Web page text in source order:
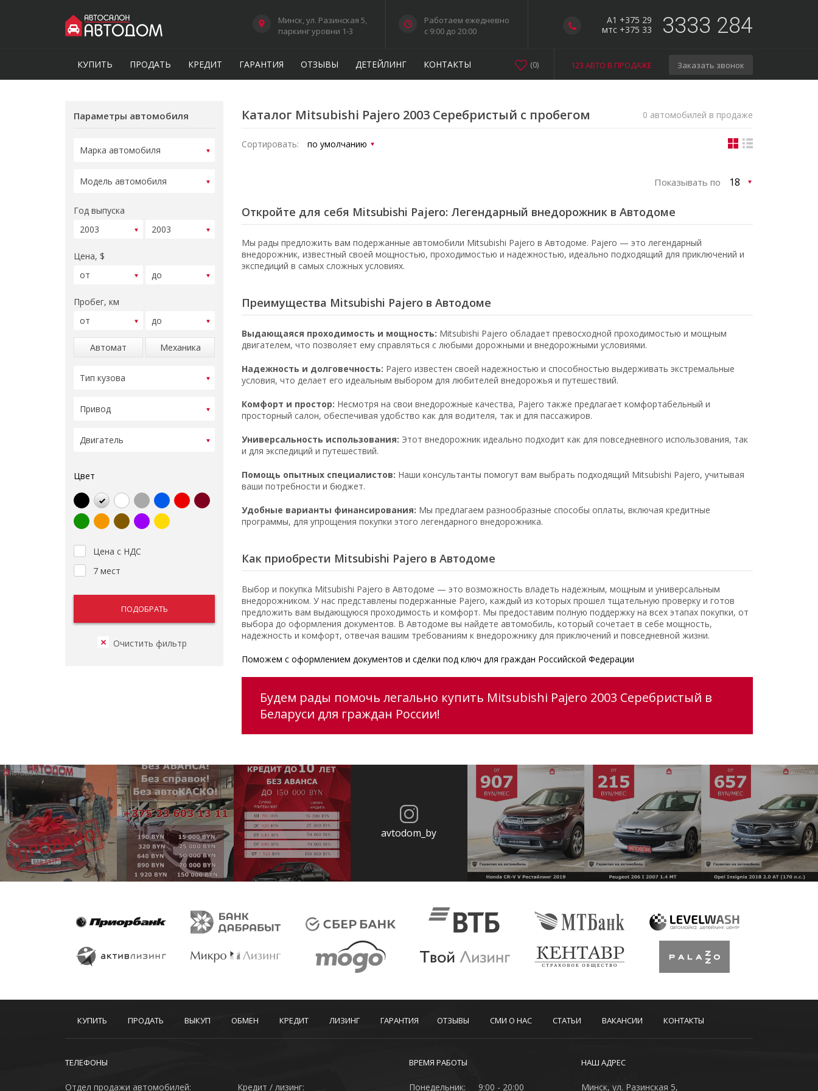
A1 +375 29
мтс +375 33
3333 284
Минск, ул. Разинская 5,
паркинг уровни 1-3
Работаем ежедневно
c 9:00 до 20:00
КУПИТЬ ПРОДАТЬ КРЕДИТ ГАРАНТИЯ ОТЗЫВЫ ДЕТЕЙЛИНГ КОНТАКТЫ 123 АВТО В ПРОДАЖЕ Заказать звонок
(0)
Параметры автомобиля
Год выпуска
Цена, $
Пробег, км
Автомат Механика
Цвет
Цена с НДС
7 мест
Каталог Mitsubishi Pajero 2003 Серебристый с пробегом 0 автомобилей в продаже
Сортировать:
Показывать по
Откройте для себя Mitsubishi Pajero: Легендарный внедорожник в Автодоме
Мы рады предложить вам подержанные автомобили Mitsubishi Pajero в Автодоме. Pajero — это легендарный
внедорожник, известный своей мощностью, проходимостью и надежностью, идеально подходящий для приключений и
экспедиций в самых сложных условиях.
Преимущества Mitsubishi Pajero в Автодоме
Выдающаяся проходимость и мощность: Mitsubishi Pajero обладает превосходной проходимостью и мощным
двигателем, что позволяет ему справляться с любыми дорожными и внедорожными условиями.
Надежность и долговечность: Pajero известен своей надежностью и способностью выдерживать экстремальные
условия, что делает его идеальным выбором для любителей внедорожья и путешествий.
Комфорт и простор: Несмотря на свои внедорожные качества, Pajero также предлагает комфортабельный и
просторный салон, обеспечивая удобство как для водителя, так и для пассажиров.
Универсальность использования: Этот внедорожник идеально подходит как для повседневного использования, так
и для экспедиций и путешествий.
Помощь опытных специалистов: Наши консультанты помогут вам выбрать подходящий Mitsubishi Pajero, учитывая
ваши потребности и бюджет.
Удобные варианты финансирования: Мы предлагаем разнообразные способы оплаты, включая кредитные
программы, для упрощения покупки этого легендарного внедорожника.
Как приобрести Mitsubishi Pajero в Автодоме
Выбор и покупка Mitsubishi Pajero в Автодоме — это возможность владеть надежным, мощным и универсальным
внедорожником. У нас представлены подержанные Pajero, каждый из которых прошел тщательную проверку и готов
предложить вам выдающуюся проходимость и комфорт. Мы предоставим полную поддержку на всех этапах покупки, от
выбора до оформления документов. В Автодоме вы найдете автомобиль, который сочетает в себе мощность,
надежность и комфорт, отвечая вашим требованиям к внедорожнику для приключений и повседневной жизни.
Поможем с оформлением документов и сделки под ключ для граждан Российской Федерации
Будем рады помочь легально купить Mitsubishi Pajero 2003 Серебристый в
Беларуси для граждан России!
avtodom_by
КУПИТЬ ПРОДАТЬ ВЫКУП ОБМЕН КРЕДИТ ЛИЗИНГ ГАРАНТИЯ ОТЗЫВЫ СМИ О НАС СТАТЬИ ВАКАНСИИ КОНТАКТЫ
ТЕЛЕФОНЫ
Отдел продажи автомобилей: Кредит / лизинг:
ВРЕМЯ РАБОТЫ
Понедельник: 9:00 - 20:00
НАШ АДРЕС
Минск, ул. Разинская 5,